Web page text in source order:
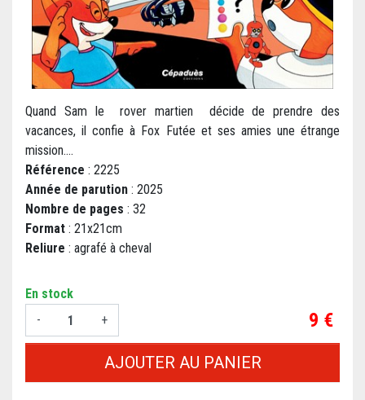
Quand Sam le rover martien décide de prendre des
vacances, il confie à Fox Futée et ses amies une étrange
mission....
Référence : 2225
Année de parution : 2025
Nombre de pages : 32
Format : 21x21cm
Reliure : agrafé à cheval
En stock
-
+ Prix
9 €
AJOUTER AU PANIER